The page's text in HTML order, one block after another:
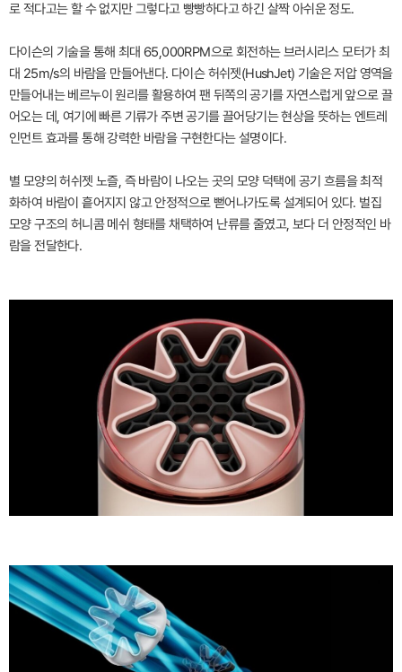
로 적다고는 할 수 없지만 그렇다고 빵빵하다고 하긴 살짝 아쉬운 정도.
다이슨의 기술을 통해 최대 65,000RPM으로 회전하는 브러시리스 모터가 최
대 25m/s의 바람을 만들어낸다. 다이슨 허쉬젯(HushJet) 기술은 저압 영역을
만들어내는 베르누이 원리를 활용하여 팬 뒤쪽의 공기를 자연스럽게 앞으로 끌
어오는 데, 여기에 빠른 기류가 주변 공기를 끌어당기는 현상을 뜻하는 엔트레
인먼트 효과를 통해 강력한 바람을 구현한다는 설명이다.
별 모양의 허쉬젯 노즐, 즉 바람이 나오는 곳의 모양 덕택에 공기 흐름을 최적
화하여 바람이 흩어지지 않고 안정적으로 뻗어나가도록 설계되어 있다. 벌집
모양 구조의 허니콤 메쉬 형태를 채택하여 난류를 줄였고, 보다 더 안정적인 바
람을 전달한다.